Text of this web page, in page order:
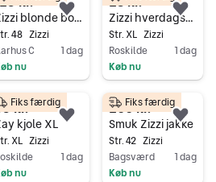
Zizzi blonde bodystocking med mesh
48 Zizzi
C
1 dag
nu
Føj til favoritter.
til annoncen
Zizzi hverdagskjole XL sort viskose
Str. XL Zizzi
Roskilde
1 dag
Køb nu
Føj
Gå til annoncen
kr.
kjole XL
XL Zizzi
1 dag
nu
Fiks færdig
Føj til favoritter.
200 kr.
Smuk Zizzi jakke
Str. 42 Zizzi
Bagsværd
1 dag
Køb nu
Fiks færdig
Føj